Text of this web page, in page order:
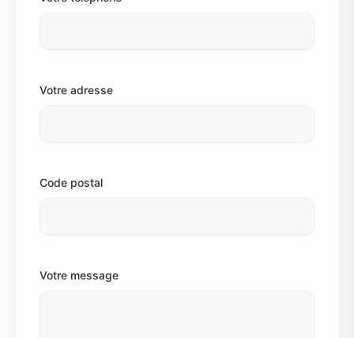
Votre adresse
Code postal
Votre message